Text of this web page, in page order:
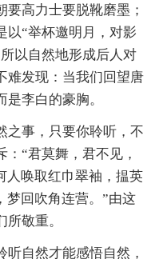
高力士要脱靴磨墨；
以“举杯邀明月，对影
以自然地形成后人对
难发现：当我们回望唐
李白的豪胸。
之事，只要你聆听，不
“君莫舞，君不见，
人唤取红巾翠袖，揾英
梦回吹角连营。”由这
敬重。
自然才能感悟自然，